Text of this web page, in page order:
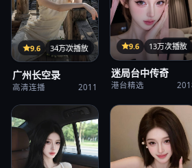
122分钟
9.6 34万次播放
广州长空录
高清连播 2011
31集
9.6 13万次播放
迷局台中传奇
港台精选